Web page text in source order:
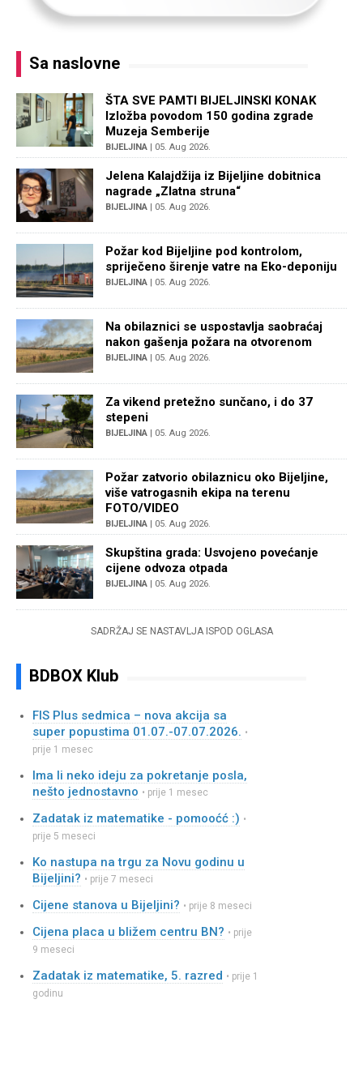
Sa naslovne
ŠTA SVE PAMTI BIJELJINSKI KONAK
Izložba povodom 150 godina zgrade
Muzeja Semberije
BIJELJINA | 05. Aug 2026.
Jelena Kalajdžija iz Bijeljine dobitnica
nagrade „Zlatna struna“
BIJELJINA | 05. Aug 2026.
Požar kod Bijeljine pod kontrolom,
spriječeno širenje vatre na Eko-deponiju
BIJELJINA | 05. Aug 2026.
Na obilaznici se uspostavlja saobraćaj
nakon gašenja požara na otvorenom
BIJELJINA | 05. Aug 2026.
Za vikend pretežno sunčano, i do 37
stepeni
BIJELJINA | 05. Aug 2026.
Požar zatvorio obilaznicu oko Bijeljine,
više vatrogasnih ekipa na terenu
FOTO/VIDEO
BIJELJINA | 05. Aug 2026.
Skupština grada: Usvojeno povećanje
cijene odvoza otpada
BIJELJINA | 05. Aug 2026.
SADRŽAJ SE NASTAVLJA ISPOD OGLASA
BDBOX Klub
FIS Plus sedmica – nova akcija sa
super popustima 01.07.-07.07.2026. •
prije 1 mesec
Ima li neko ideju za pokretanje posla,
nešto jednostavno • prije 1 mesec
Zadatak iz matematike - pomooćć :) •
prije 5 meseci
Ko nastupa na trgu za Novu godinu u
Bijeljini? • prije 7 meseci
Cijene stanova u Bijeljini? • prije 8 meseci
Cijena placa u bližem centru BN? • prije
9 meseci
Zadatak iz matematike, 5. razred • prije 1
godinu